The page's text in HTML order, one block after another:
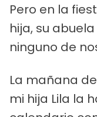
Pero en la
hija, su
ninguno de
La mañana
mi hija Lila la